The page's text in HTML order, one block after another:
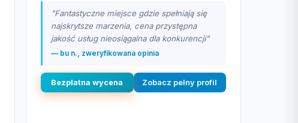
"Fantastyczne miejsce gdzie spełniają się
najskrytsze marzenia, cena przystępna
jakość usług nieosiągalna dla konkurencji"
— bu n., zweryfikowana opinia
Bezplatna wycena Zobacz pelny profil